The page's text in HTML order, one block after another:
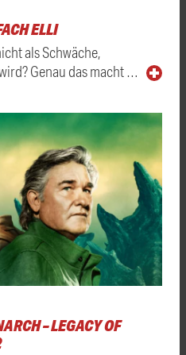
ELLI
als Schwäche,
Genau das macht …
– LEGACY OF